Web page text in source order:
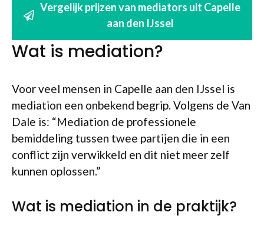
Vergelijk prijzen van mediators uit Capelle
aan den IJssel
Wat is mediation?
Voor veel mensen in Capelle aan den IJssel is
mediation een onbekend begrip. Volgens de Van
Dale is: “Mediation de professionele
bemiddeling tussen twee partijen die in een
conflict zijn verwikkeld en dit niet meer zelf
kunnen oplossen.”
Wat is mediation in de praktijk?